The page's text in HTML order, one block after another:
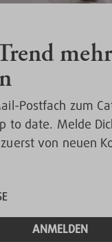
mehr
Postfach zum
to date. Melde
von neuen
ANMELDEN